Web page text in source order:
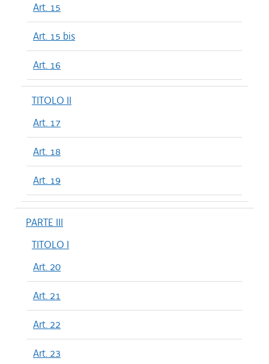
Art. 15
Art. 15 bis
Art. 16
TITOLO II
Art. 17
Art. 18
Art. 19
PARTE III
TITOLO I
Art. 20
Art. 21
Art. 22
Art. 23